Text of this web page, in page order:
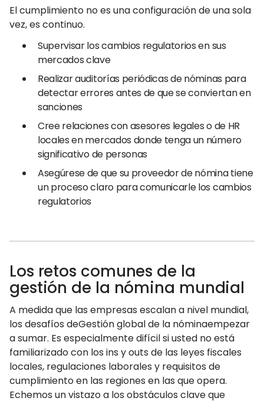
El cumplimiento no es una configuración de una sola
vez, es continuo.
Supervisar los cambios regulatorios en sus
mercados clave
Realizar auditorías periódicas de nóminas para
detectar errores antes de que se conviertan en
sanciones
Cree relaciones con asesores legales o de HR
locales en mercados donde tenga un número
significativo de personas
Asegúrese de que su proveedor de nómina tiene
un proceso claro para comunicarle los cambios
regulatorios
Los retos comunes de la
gestión de la nómina mundial
A medida que las empresas escalan a nivel mundial,
los desafíos deGestión global de la nóminaempezar
a sumar. Es especialmente difícil si usted no está
familiarizado con los ins y outs de las leyes fiscales
locales, regulaciones laborales y requisitos de
cumplimiento en las regiones en las que opera.
Echemos un vistazo a los obstáculos clave que